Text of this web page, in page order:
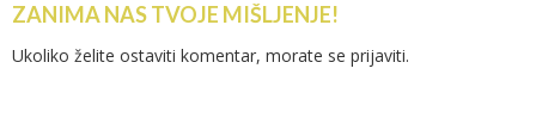
ZANIMA NAS TVOJE MIŠLJENJE!
Ukoliko želite ostaviti komentar, morate se prijaviti.